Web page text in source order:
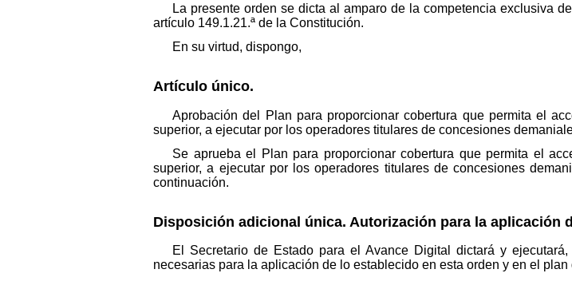
La presente orden se dicta al amparo de la competencia exclusiva
artículo 149.1.21.ª de la Constitución.
En su virtud, dispongo,
Artículo único.
Aprobación del Plan para proporcionar cobertura que permita el
superior, a ejecutar por los operadores titulares de concesiones
Se aprueba el Plan para proporcionar cobertura que permita el
superior, a ejecutar por los operadores titulares de concesiones
continuación.
Disposición adicional única. Autorización para la aplicación
El Secretario de Estado para el Avance Digital dictará y
necesarias para la aplicación de lo establecido en esta orden y en el plan